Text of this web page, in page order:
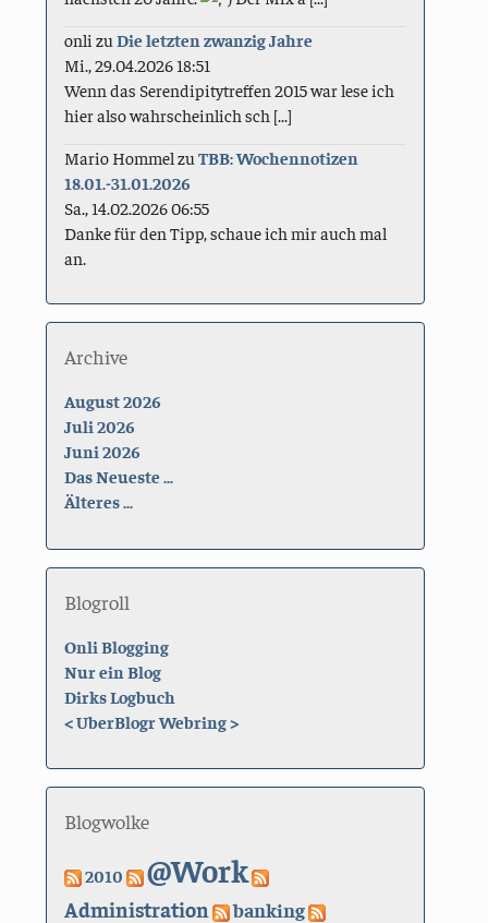
onli zuDie letzten zwanzig Jahre
Mi., 29.04.2026 18:51
Wenn das Serendipitytreffen 2015 war lese ich
hier also wahrscheinlich sch [...]
Mario Hommel zuTBB: Wochennotizen
18.01.-31.01.2026
Sa., 14.02.2026 06:55
Danke für den Tipp, schaue ich mir auch mal
an.
Archive
August 2026
Juli 2026
Juni 2026
Das Neueste ...
Älteres ...
Blogroll
Onli Blogging
Nur ein Blog
Dirks Logbuch
<UberBlogr Webring>
Blogwolke
2010 @Work
Administration banking